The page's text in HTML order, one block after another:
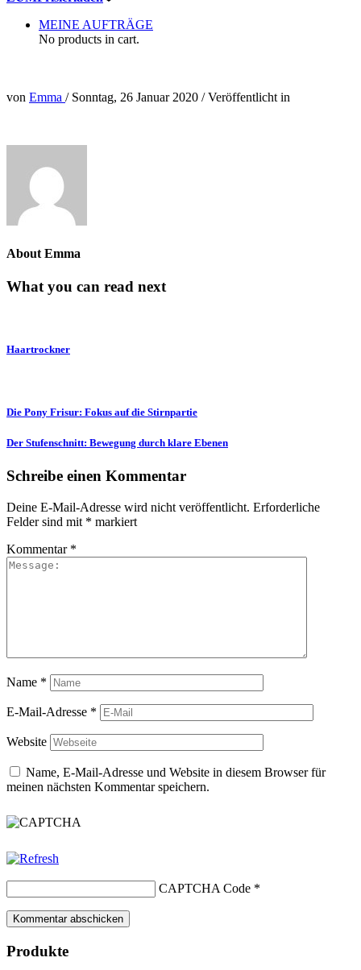
MEINE AUFTRÄGE
No products in cart.
von Emma / Sonntag, 26 Januar 2020 /Veröffentlicht in
About Emma
What you can read next
Haartrockner
Die Pony Frisur: Fokus auf die Stirnpartie
Der Stufenschnitt: Bewegung durch klare Ebenen
Schreibe einen Kommentar
Deine E-Mail-Adresse wird nicht veröffentlicht. Erforderliche
Felder sind mit * markiert
Kommentar *
Name *
E-Mail-Adresse *
Website
Name, E-Mail-Adresse und Website in diesem Browser für
meinen nächsten Kommentar speichern.
CAPTCHA Code *
Produkte